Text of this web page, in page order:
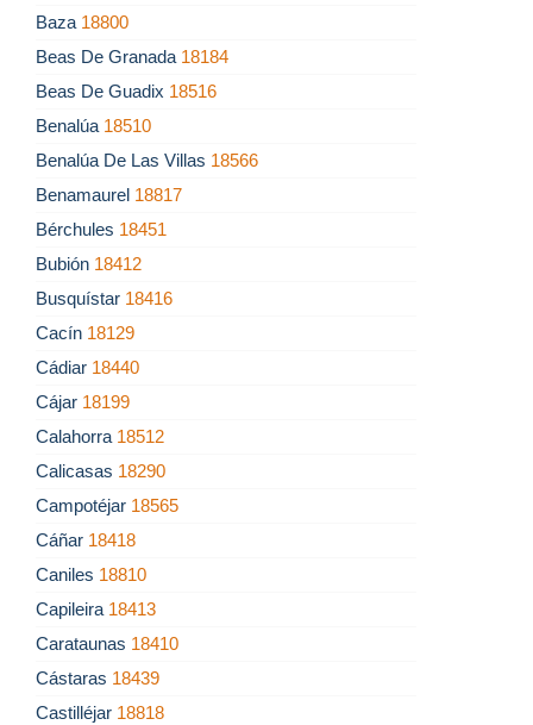
Baza 18800
Beas De Granada 18184
Beas De Guadix 18516
Benalúa 18510
Benalúa De Las Villas 18566
Benamaurel 18817
Bérchules 18451
Bubión 18412
Busquístar 18416
Cacín 18129
Cádiar 18440
Cájar 18199
Calahorra 18512
Calicasas 18290
Campotéjar 18565
Cáñar 18418
Caniles 18810
Capileira 18413
Carataunas 18410
Cástaras 18439
Castilléjar 18818